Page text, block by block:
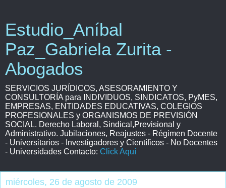
Estudio_Aníbal
Paz_Gabriela Zurita -
Abogados
SERVICIOS JURÍDICOS, ASESORAMIENTO Y
CONSULTORÍA para INDIVIDUOS, SINDICATOS, PyMES,
EMPRESAS, ENTIDADES EDUCATIVAS, COLEGIOS
PROFESIONALES y ORGANISMOS DE PREVISIÓN
SOCIAL. Derecho Laboral, Sindical,Previsional y
Administrativo. Jubilaciones, Reajustes - Régimen Docente
- Universitarios - Investigadores y Científicos - No Docentes
- Universidades Contacto: Click Aquí
miércoles, 26 de agosto de 2009